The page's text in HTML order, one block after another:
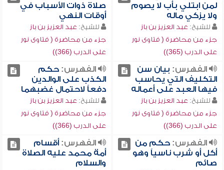
لمن ابتلي بأب لا يصوم
ولا يزكي ماله
للشيخ: عبد العزيز بن باز
جزء من محاضرة ( فتاوى نور
على الدرب (365))
صلاة ذوات الأسباب في
أوقات النهي
للشيخ: عبد العزيز بن باز
جزء من محاضرة ( فتاوى نور
على الدرب (366))
الفهرس: بيان سن
التكليف التي يحاسب
فيها العبد على أعماله
للشيخ: عبد العزيز بن باز
جزء من محاضرة ( فتاوى نور
على الدرب (366))
الفهرس:حكم
الكذب على الوالدين
دفعاً لاحتمال غضبهما
للشيخ: عبد العزيز بن باز
جزء من محاضرة ( فتاوى نور
على الدرب (366))
الفهرس:حكم من
أكل أو شرب ناسياً وهو
صائم
الفهرس:أقسام
أمة محمد عليه الصلاة
والسلام